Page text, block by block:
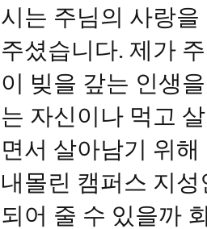
시는 주님의 사랑
주셨습니다. 제가
이 빚을 갚는 인생
는 자신이나 먹고
면서 살아남기 위
내몰린 캠퍼스 지
되어 줄 수 있을까